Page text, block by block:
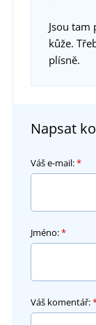
Jsou
kůže.
plísně.
Napsat
Váš e-mail:*
Jméno:*
Váš komentář: